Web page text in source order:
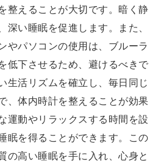
整えることが大切です。暗く静
い睡眠を促進します。また、
やパソコンの使用は、ブルーラ
低下させるため、避けるべきで
生活リズムを確立し、毎日同じ
、体内時計を整えることが効果
運動やリラックスする時間を設
眠を得ることができます。この
の高い睡眠を手に入れ、心身と